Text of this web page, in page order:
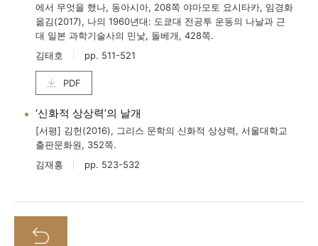
에서 무엇을 했나, 동아시아, 208쪽 야마모토 요시타카, 임경화
옮김(2017), 나의 1960년대: 도쿄대 전공투 운동의 나날과 근
대 일본 과학기술사의 민낯, 돌베개, 428쪽.
김태호
pp. 511-521
PDF
‘신화적 상상력’의 날개
[서평] 김헌(2016), 그리스 문학의 신화적 상상력, 서울대학교
출판문화원, 352쪽.
김재홍
pp. 523-532